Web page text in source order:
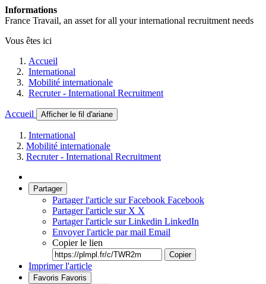
Informations
France Travail, an asset for all your international recruitment needs
Vous êtes ici
Accueil
International
Mobilité internationale
Recruter - International Recruitment
Accueil Afficher le fil d'ariane
International
Mobilité internationale
Recruter - International Recruitment
Partager
Partager l'article sur Facebook Facebook
Partager l'article sur X X
Partager l'article sur Linkedin LinkedIn
Envoyer l'article par mail Email
Copier le lien
Copier
Imprimer l'article
Favoris Favoris